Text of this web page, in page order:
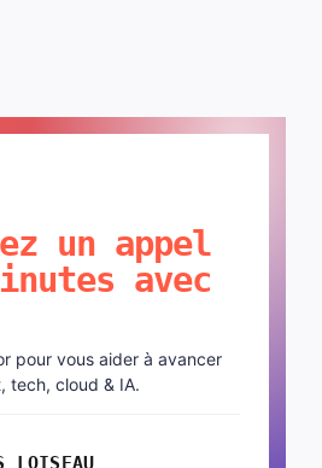
un appel
avec
pour vous aider à avancer
tech, cloud & IA.
LOISEAU